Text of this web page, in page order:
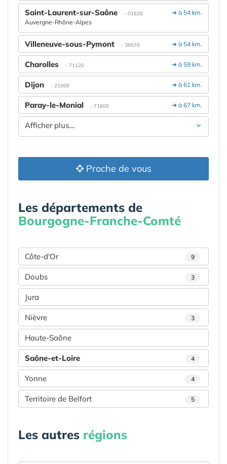
➔ à 54 km.
Saint-Laurent-sur-Saône - 01620
Auvergne-Rhône-Alpes
➔ à 54 km.
Villeneuve-sous-Pymont - 39570
➔ à 59 km.
Charolles - 71120
➔ à 61 km.
Dijon - 21000
➔ à 67 km.
Paray-le-Monial - 71600
Afficher plus....
Proche de vous
Les départements de
Bourgogne-Franche-Comté
Côte-d'Or 9
Doubs 3
Jura
Nièvre 3
Haute-Saône
Saône-et-Loire 4
Yonne 4
Territoire de Belfort 5
Les autres régions